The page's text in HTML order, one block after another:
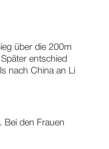
über die 200m
entschied
nach China an Li
Bei den Frauen